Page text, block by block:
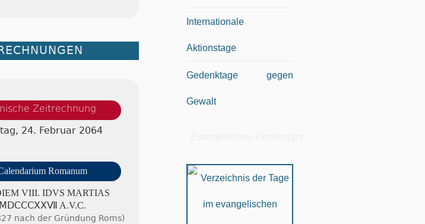
Zeitrechnung
24. Februar 2064
Romanum
VIII. IDVS MAR­TI­AS
A.V.C.
nach der Gründung Roms)
Internationale
Aktionstage
Gedenktage gegen
Gewalt